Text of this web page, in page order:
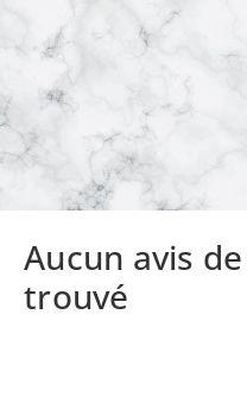
Aucun avis
trouvé